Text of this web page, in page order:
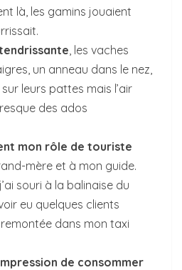
là, les gamins jouaient
, les vaches
un anneau dans le nez,
leurs pattes mais l’air
des ados
mon rôle de touriste
mère et à mon guide.
souri à la balinaise du
eu quelques clients
dans mon taxi
de consommer